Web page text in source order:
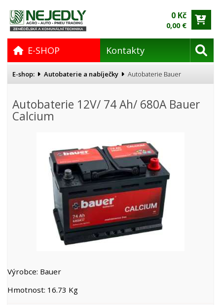
0 Kč
0,00 €
E-SHOP Kontakty
E-shop: Autobaterie a nabíječky Autobaterie Bauer
Autobaterie 12V/ 74 Ah/ 680A Bauer
Calcium
Výrobce: Bauer
Hmotnost: 16.73 Kg